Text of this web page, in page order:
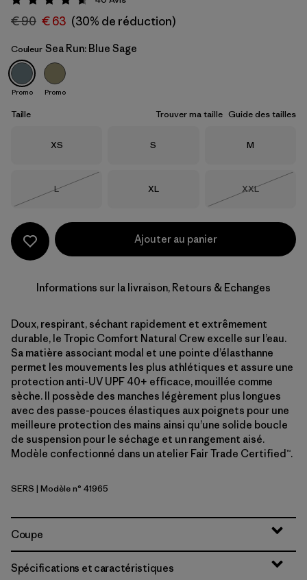
Sea Run: Blue Sage
€ 90 € 63 (30% de réduction)
Couleur Sea Run: Blue Sage
Promo Promo
Taille Trouver ma taille Guide des tailles
Taille
XS Taille
S Taille
M
Taille
L
Taille
XL Taille
XXL
Ajouter au panier
Informations sur la livraison, Retours & Echanges
Doux, respirant, séchant rapidement et extrêmement
durable, le Tropic Comfort Natural Crew excelle sur l’eau.
Sa matière associant modal et une pointe d’élasthanne
permet les mouvements les plus athlétiques et assure une
protection anti-UV UPF 40+ efficace, mouillée comme
sèche. Il possède des manches légèrement plus longues
avec des passe-pouces élastiques aux poignets pour une
meilleure protection des mains ainsi qu’une solide boucle
de suspension pour le séchage et un rangement aisé.
Modèle confectionné dans un atelier Fair Trade Certified™.
Sea Run: Blue Sage
SERS | Modèle n° 41965
Coupe
Spécifications et caractéristiques